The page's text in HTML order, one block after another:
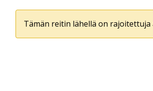
Tämän reitin lähellä on